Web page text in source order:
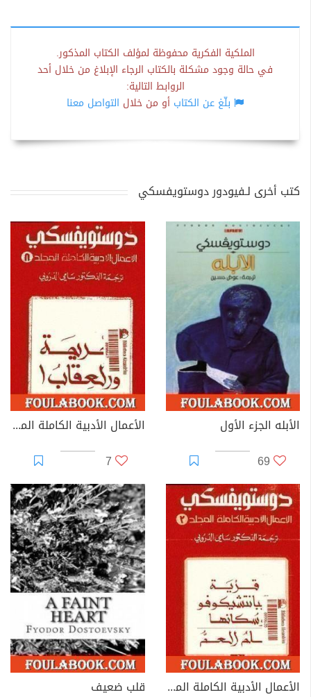
الملكية الفكرية محفوظة لمؤلف الكتاب المذكور.
في حالة وجود مشكلة بالكتاب الرجاء الإبلاغ من خلال أحد
الروابط التالية:
بلّغ عن الكتاب أو من خلال التواصل معنا
كتب أخرى لـفيودور دوستويفسكي
الأبله الجزء الأول
69
الأعمال الأدبية الكاملة المجلد الثامن - دوستويفسكي
7
الأعمال الأدبية الكاملة المجلد الثالث - دوستويفسكي
قلب ضعيف